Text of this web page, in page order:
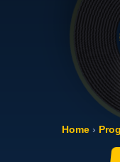
Home›